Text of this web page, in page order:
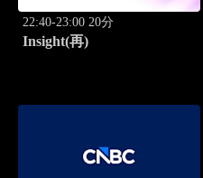
22:40-23:00 20分
Insight(再)